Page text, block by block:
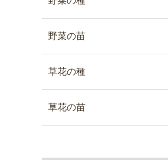
野菜の苗
草花の種
草花の苗